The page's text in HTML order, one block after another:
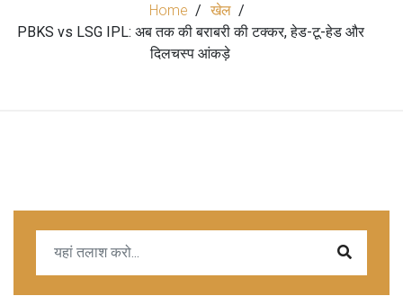
Home
खेल
PBKS vs LSG IPL: अब तक की बराबरी की टक्कर, हेड-टू-हेड और
दिलचस्प आंकड़े